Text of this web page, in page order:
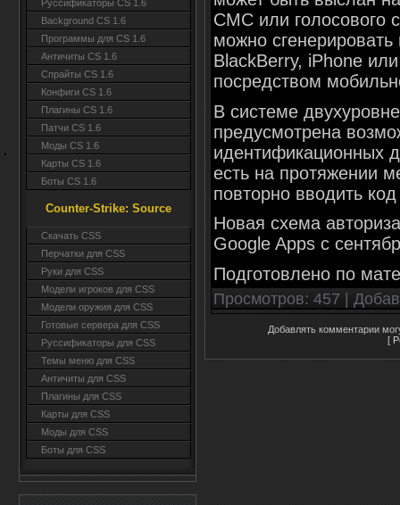
Руссификаторы CS 1.6
Background CS 1.6
Программы для CS 1.6
Античиты CS 1.6
Спрайты CS 1.6
Конфиги CS 1.6
Плагины CS 1.6
Патчи CS 1.6
Моды CS 1.6
Карты CS 1.6
Боты CS 1.6
Counter-Strike: Source
Cкачать CSS
Перчатки для CSS
Руки для CSS
Модели игроков для CSS
Модели оружия для CSS
Готовые сервера для CSS
Руссификаторы для CSS
Темы меню для CSS
Античиты для CSS
Плагины для CSS
Карты для CSS
Моды для CSS
Боты для CSS
СМС или голосового
можно
BlackBerry, iPhone
посредством
В системе
предусмотрена
идентификационных
есть на протяжении
повторно вводить
Новая схема
Google Apps с
Подготовлено по
Просмотров: 457 |
Добавлять комментарии
[